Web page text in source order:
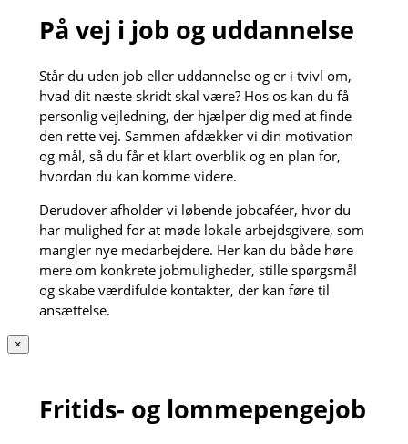
På vej i job og uddannelse
Står du uden job eller uddannelse og er i tvivl om,
hvad dit næste skridt skal være? Hos os kan du få
personlig vejledning, der hjælper dig med at finde
den rette vej. Sammen afdækker vi din motivation
og mål, så du får et klart overblik og en plan for,
hvordan du kan komme videre.
Derudover afholder vi løbende jobcaféer, hvor du
har mulighed for at møde lokale arbejdsgivere, som
mangler nye medarbejdere. Her kan du både høre
mere om konkrete jobmuligheder, stille spørgsmål
og skabe værdifulde kontakter, der kan føre til
ansættelse.
×
Fritids- og lommepengejob